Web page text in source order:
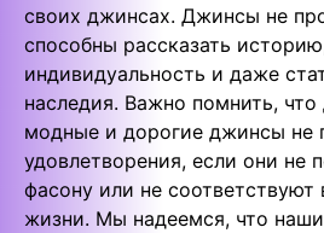
своих джинсах. Джинсы не
способны рассказать
индивидуальность и даже
наследия. Важно помнить,
модные и дорогие джинсы не
удовлетворения, если они не
фасону или не
жизни. Мы надеемся, что